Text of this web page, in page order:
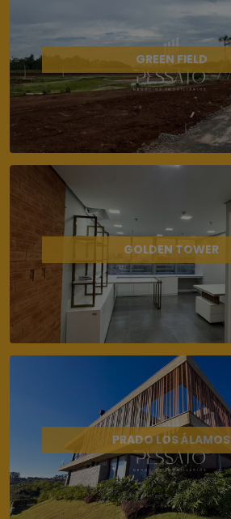
GREEN FIELD
GOLDEN TOWER
PRADO LOS ÁLAMOS